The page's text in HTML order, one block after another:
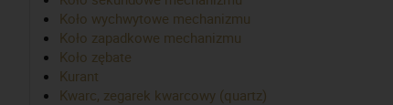
Koło wychwytowe mechanizmu
Koło zapadkowe mechanizmu
Koło zębate
Kurant
Kwarc, zegarek kwarcowy (quartz)